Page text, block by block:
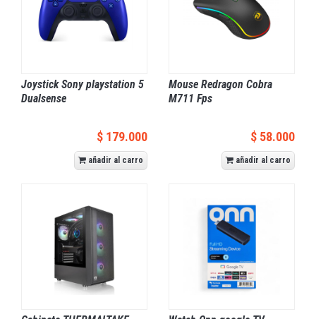
Joystick Sony playstation 5
Dualsense
$ 179.000
añadir al carro
Mouse Redragon Cobra
M711 Fps
$ 58.000
añadir al carro